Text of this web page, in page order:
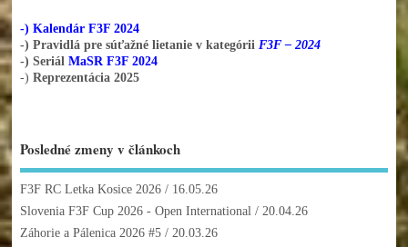
-) Kalendár F3F 2024
-) Pravidlá pre súťažné lietanie v kategórii F3F – 2024
-) Seriál MaSR F3F 2024
-) Reprezentácia 2025
Posledné zmeny v článkoch
F3F RC Letka Kosice 2026/ 16.05.26
Slovenia F3F Cup 2026 - Open International/ 20.04.26
Záhorie a Pálenica 2026 #5/ 20.03.26